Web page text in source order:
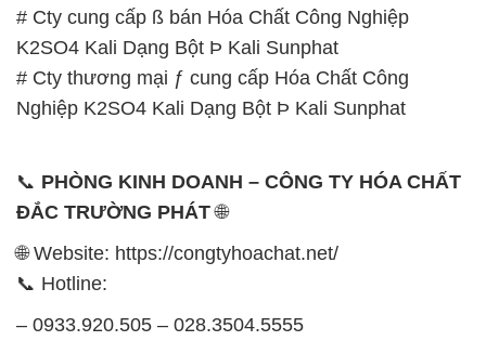
# Cty cung cấp ß bán Hóa Chất Công Nghiệp
K2SO4 Kali Dạng Bột Þ Kali Sunphat
# Cty thương mại ƒ cung cấp Hóa Chất Công
Nghiệp K2SO4 Kali Dạng Bột Þ Kali Sunphat
📞 PHÒNG KINH DOANH – CÔNG TY HÓA CHẤT
ĐẮC TRƯỜNG PHÁT🌐
🌐 Website: https://congtyhoachat.net/
📞 Hotline:
– 0933.920.505 – 028.3504.5555